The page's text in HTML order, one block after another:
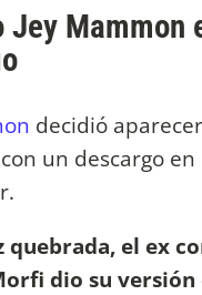
Jey Mammon
decidió
un descargo
quebrada, el ex
dio su versión